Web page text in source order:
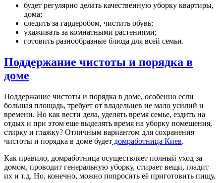
будет регулярно делать качественную уборку квартиры,
дома;
следить за гардеробом, чистить обувь;
ухаживать за комнатными растениями;
готовить разнообразные блюда для всей семьи.
Поддержание чистоты и порядка в
доме
Поддержание чистоты и порядка в доме, особенно если
большая площадь, требует от владельцев не мало усилий и
времени. Но как вести дела, уделять время семье, ездить на
отдых и при этом еще выделять время на уборку помещения,
стирку и глажку? Отличным вариантом для сохранения
чистоты и порядка в доме будет домработница Киев.
Как правило, домработница осуществляет полный уход за
домом, проводит генеральную уборку, стирает вещи, гладит
их и т.д. Но, конечно, можно попросить её приготовить пищу,